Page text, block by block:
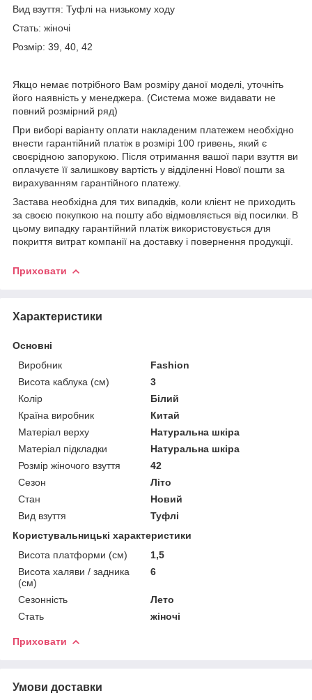
Вид взуття: Туфлі на низькому ходу
Стать: жіночі
Розмір: 39, 40, 42
Якщо немає потрібного Вам розміру даної моделі, уточніть
його наявність у менеджера. (Система може видавати не
повний розмірний ряд)
При виборі варіанту оплати накладеним платежем необхідно
внести гарантійний платіж в розмірі 100 гривень, який є
своєрідною запорукою. Після отримання вашої пари взуття ви
оплачуєте її залишкову вартість у відділенні Нової пошти за
вирахуванням гарантійного платежу.
Застава необхідна для тих випадків, коли клієнт не приходить
за своєю покупкою на пошту або відмовляється від посилки. В
цьому випадку гарантійний платіж використовується для
покриття витрат компанії на доставку і повернення продукції.
Приховати
Характеристики
Основні
Виробник
Fashion
Висота каблука (см)
3
Колір
Білий
Країна виробник
Китай
Матеріал верху
Натуральна шкіра
Матеріал підкладки
Натуральна шкіра
Розмір жіночого взуття
42
Сезон
Літо
Стан
Новий
Вид взуття
Туфлі
Користувальницькі характеристики
Висота платформи (см)
1,5
Висота халяви / задника
(см)
6
Сезонність
Лето
Стать
жіночі
Приховати
Умови доставки